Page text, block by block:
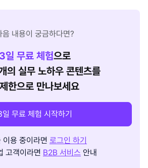
음 내용이 궁금하다면?
3일 무료 체험으로
실무 노하우 콘텐츠를
한으로 만나보세요
일 무료 체험 시작하기
이용 중이라면 로그인 하기
고객이라면 B2B 서비스 안내